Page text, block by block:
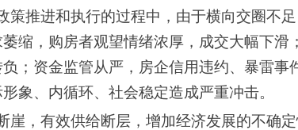
策推进和执行的过程中，由于横向交圈不
缩，购房者观望情绪浓厚，成交大幅下
；资金监管从严，房企信用违约、暴雷
象、内循环、社会稳定造成严重冲击。
崖，有效供给断层，增加经济发展的不确